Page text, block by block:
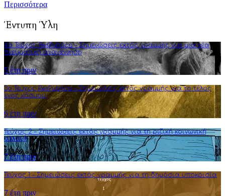
Περισσότερα
Έντυπη Ύλη
4o Τεύχος ResPublica – Σημειώσεις εκτός γραμμής για μια νέα
πνευματική αναγέννηση
5 έτη πριν
3o Τεύχος ResPublica – Σημειώσεις εκτός γραμμής για το τέλος
ενός κόσμου
6 έτη πριν
Τεύχος 2 – Σημειώσεις εκτός γραμμής για τη ριζική κοινωνική
αλλαγή
7 έτη πριν
Τεύχος 1 – Σημειώσεις εκτός γραμμής για τη δημόσια υποκρισία
7 έτη πριν